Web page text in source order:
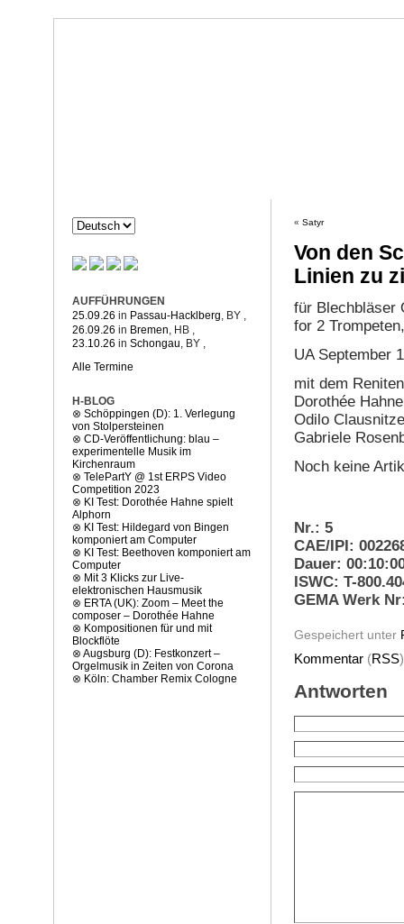
« Satyr
Von den
Linien zu
für Blechbläser
for 2
UA September
mit dem
Dorothée
Odilo
Gabriele
Noch keine
Nr.: 5
CAE/IPI:
Dauer:
ISWC: T-
GEMA Werk
Gespeichert unter
Kommentar(RSS
Antworten
AUFFÜHRUNGEN
25.09.26 in Passau-Hacklberg , BY
26.09.26 in Bremen , HB
23.10.26 in Schongau, BY ,
Alle Termine
H-BLOG
⊗ Schöppingen (D): 1. Verlegung
von Stolpersteinen
⊗ CD-Veröffentlichung: blau –
experimentelle Musik im
Kirchenraum
⊗ TelePartY @ 1st ERPS Video
Competition 2023
⊗ KI Test: Dorothée Hahne spielt
Alphorn
⊗ KI Test: Hildegard von Bingen
komponiert am Computer
⊗ KI Test: Beethoven komponiert am
Computer
⊗ Mit 3 Klicks zur Live-
elektronischen Hausmusik
⊗ ERTA (UK): Zoom – Meet the
composer – Dorothée Hahne
⊗ Kompositionen für und mit
Blockflöte
⊗ Augsburg (D): Festkonzert –
Orgelmusik in Zeiten von Corona
⊗ Köln: Chamber Remix Cologne